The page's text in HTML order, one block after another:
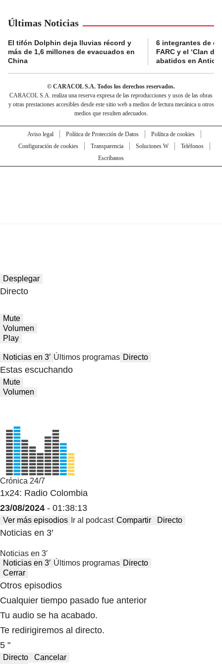
Últimas Noticias
El tifón Dolphin deja lluvias récord y
más de 1,6 millones de evacuados en
China
6 integrantes de
FARC y el ‘Clan
abatidos en
© CARACOL S.A. Todos los derechos reservados.
CARACOL S.A. realiza una reserva expresa de las reproducciones y usos de las obras
y otras prestaciones accesibles desde este sitio web a medios de lectura mecánica u otros
medios que resulten adecuados.
Aviso legal Política de Protección de Datos
Política de cookies
Configuración de cookies
Transparencia Soluciones W
Teléfonos
Escríbanos
Desplegar
Directo
Mute
Volumen
Play
Noticias en 3′ Últimos programas Directo
Estas escuchando
Mute
Volumen
Crónica 24/7
1x24: Radio Colombia
23/08/2024 - 01:38:13
Ver más episodios Ir al podcast Compartir Directo
Noticias en 3′
Noticias en 3′
Noticias en 3′ Últimos programas Directo
Cerrar
Otros episodios
Cualquier tiempo pasado fue anterior
Tu audio se ha acabado.
Te redirigiremos al directo.
5 "
Directo
Cancelar